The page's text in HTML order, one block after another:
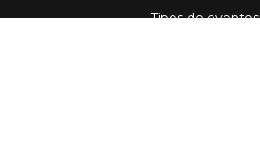
Tipos de eventos